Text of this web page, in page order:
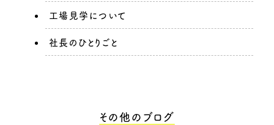
工場見学について
社長のひとりごと
その他のブログ